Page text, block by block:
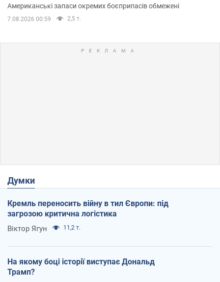
Американські запаси окремих боєприпасів обмежені
7.08.2026 00:59 2,5 т.
Думки
Кремль переносить війну в тил Європи: під
загрозою критична логістика
Віктор Ягун 11,2 т.
На якому боці історії виступає Дональд
Трамп?